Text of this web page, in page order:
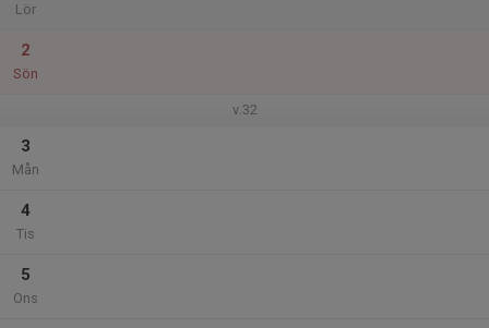
Lör
2
Sön
v.32
3
Mån
4
Tis
5
Ons